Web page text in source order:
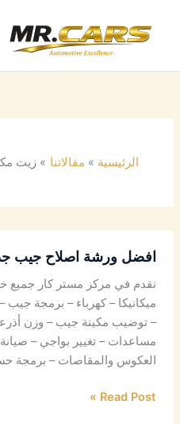
المحتوى
الرئيسية مقالاتنا زيت
افضل ورشة اصلاح جيب
نقدم في مركز مستر كار جميع
ميكانيكا – كهرباء – برمجة
– توضيب مكينة جيب – وزن
مساعدات – تغيير بواجي –
العكوس والمقاصات – برمجة
Read Post »